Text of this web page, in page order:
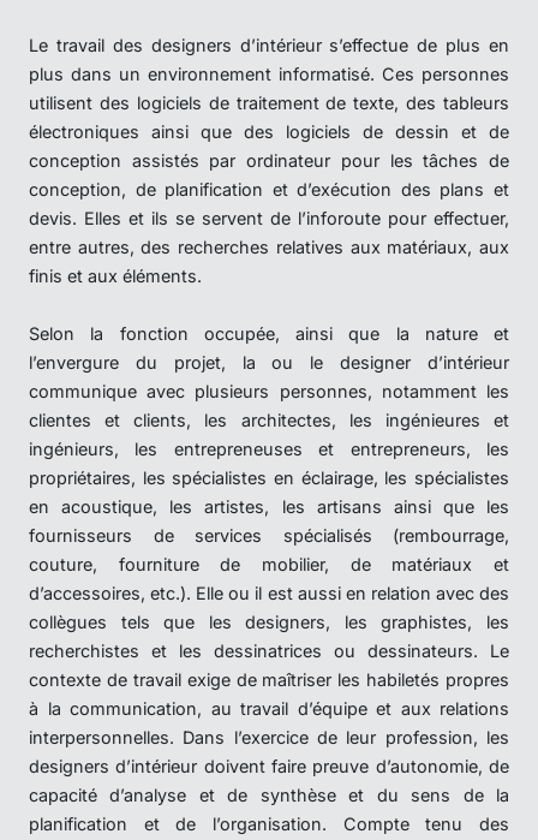
Le travail des designers d’intérieur s’effectue de plus en
plus dans un environnement informatisé. Ces personnes
utilisent des logiciels de traitement de texte, des tableurs
électroniques ainsi que des logiciels de dessin et de
conception assistés par ordinateur pour les tâches de
conception, de planification et d’exécution des plans et
devis. Elles et ils se servent de l’inforoute pour effectuer,
entre autres, des recherches relatives aux matériaux, aux
finis et aux éléments.
Selon la fonction occupée, ainsi que la nature et
l’envergure du projet, la ou le designer d’intérieur
communique avec plusieurs personnes, notamment les
clientes et clients, les architectes, les ingénieures et
ingénieurs, les entrepreneuses et entrepreneurs, les
propriétaires, les spécialistes en éclairage, les spécialistes
en acoustique, les artistes, les artisans ainsi que les
fournisseurs de services spécialisés (rembourrage,
couture, fourniture de mobilier, de matériaux et
d’accessoires, etc.). Elle ou il est aussi en relation avec des
collègues tels que les designers, les graphistes, les
recherchistes et les dessinatrices ou dessinateurs. Le
contexte de travail exige de maîtriser les habiletés propres
à la communication, au travail d’équipe et aux relations
interpersonnelles. Dans l’exercice de leur profession, les
designers d’intérieur doivent faire preuve d’autonomie, de
capacité d’analyse et de synthèse et du sens de la
planification et de l’organisation. Compte tenu des